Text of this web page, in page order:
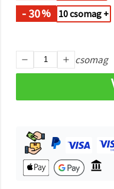
mindet
- 30% 10 csomag +
csomag